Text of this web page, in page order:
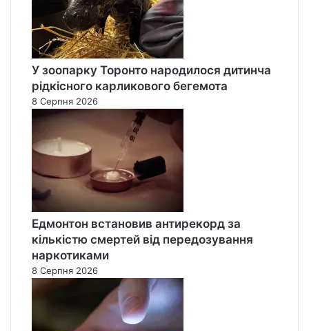
У зоопарку Торонто народилося дитинча
рідкісного карликового бегемота
8 Серпня 2026
Едмонтон встановив антирекорд за
кількістю смертей від передозування
наркотиками
8 Серпня 2026